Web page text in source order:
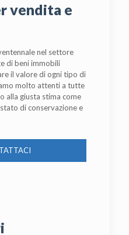
vendita e
nel settore
di beni immobili
il valore di ogni tipo di
molto attenti a tutte
alla giusta stima come
di conservazione e